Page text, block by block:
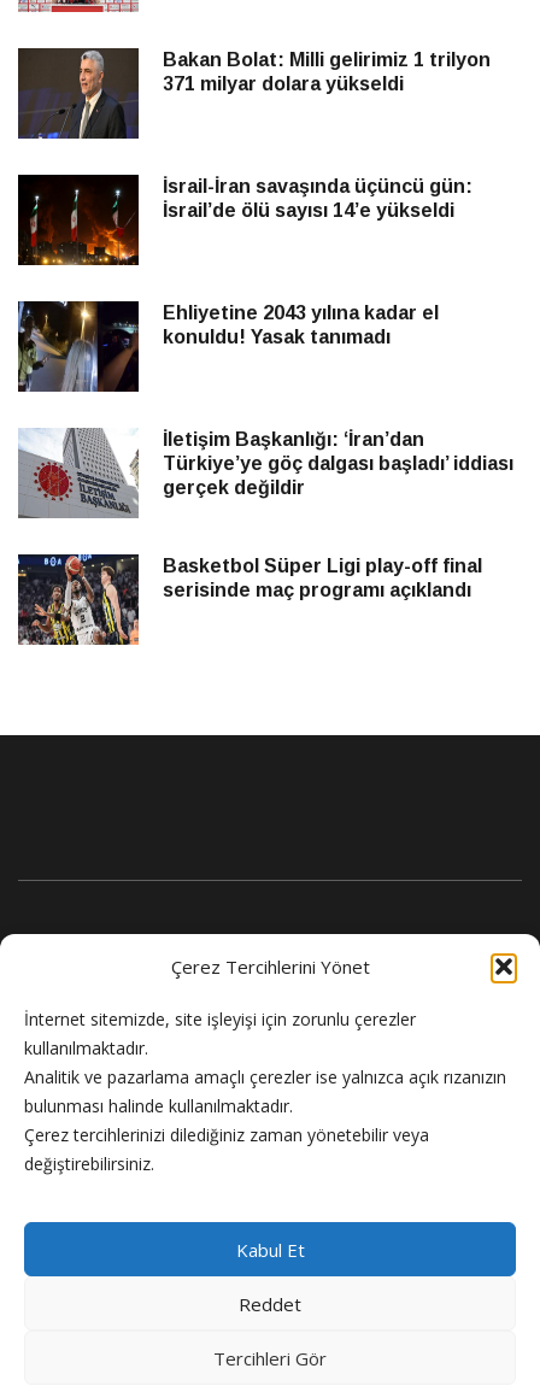
Çerez Tercihlerini Yönet
İnternet sitemizde, site işleyişi için zorunlu çerezler
kullanılmaktadır.
Analitik ve pazarlama amaçlı çerezler ise yalnızca açık rızanızın
bulunması halinde kullanılmaktadır.
Çerez tercihlerinizi dilediğiniz zaman yönetebilir veya
değiştirebilirsiniz.
Kabul Et
Reddet
Tercihleri Gör
Bakan Bolat: Milli gelirimiz 1 trilyon
371 milyar dolara yükseldi
İsrail-İran savaşında üçüncü gün:
İsrail’de ölü sayısı 14’e yükseldi
Ehliyetine 2043 yılına kadar el
konuldu! Yasak tanımadı
İletişim Başkanlığı: ‘İran’dan
Türkiye’ye göç dalgası başladı’ iddiası
gerçek değildir
Basketbol Süper Ligi play-off final
serisinde maç programı açıklandı
Flash Haber doğru ve güncel haber sitesi.
Gizlilik Politikası